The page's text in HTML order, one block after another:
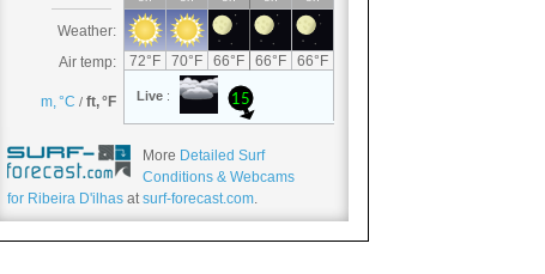
More Detailed Surf
Conditions & Webcams
for Ribeira D'ilhas at surf-forecast.com.